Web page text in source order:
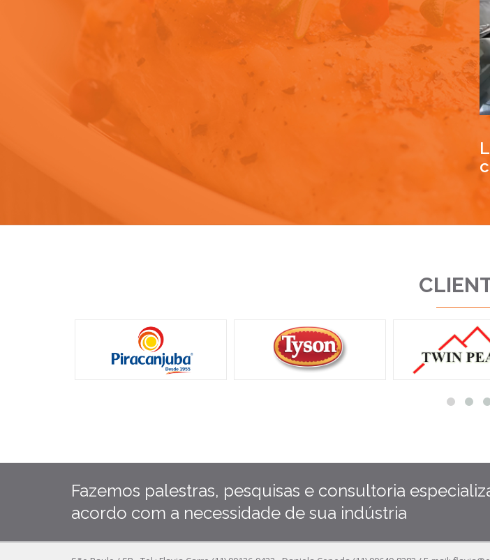
Fazemos palestras, pesquisas e consultoria
acordo com a necessidade de sua indústria